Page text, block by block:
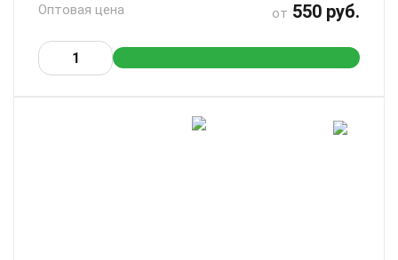
Оптовая цена от 550 руб.